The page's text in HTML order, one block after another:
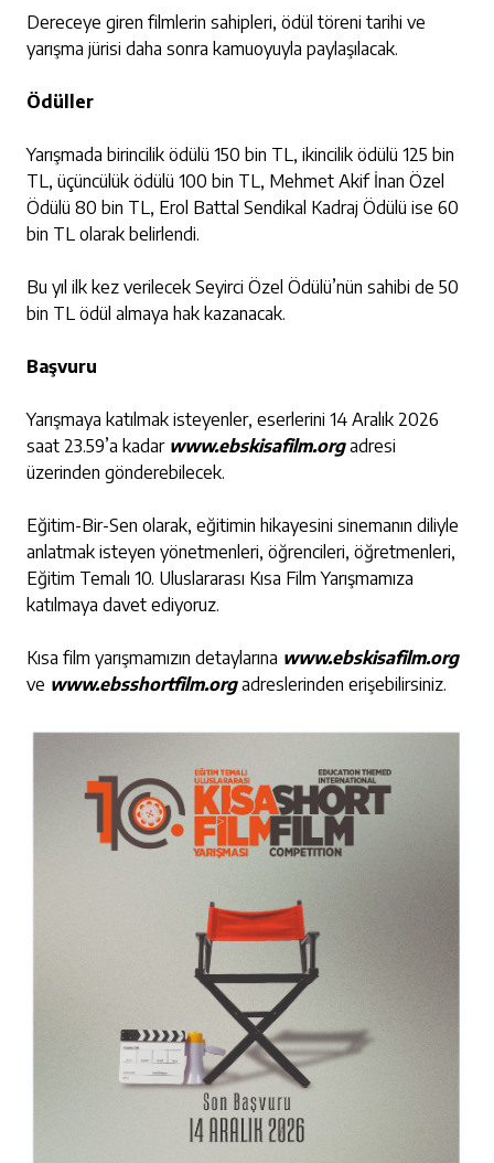
Dereceye giren filmlerin sahipleri, ödül töreni tarihi ve
yarışma jürisi daha sonra kamuoyuyla paylaşılacak.
Ödüller
Yarışmada birincilik ödülü 150 bin TL, ikincilik ödülü 125 bin
TL, üçüncülük ödülü 100 bin TL, Mehmet Akif İnan Özel
Ödülü 80 bin TL, Erol Battal Sendikal Kadraj Ödülü ise 60
bin TL olarak belirlendi.
Bu yıl ilk kez verilecek Seyirci Özel Ödülü’nün sahibi de 50
bin TL ödül almaya hak kazanacak.
Başvuru
Yarışmaya katılmak isteyenler, eserlerini 14 Aralık 2026
saat 23.59’a kadar www.ebskisafilm.orgadresi
üzerinden gönderebilecek.
Eğitim-Bir-Sen olarak, eğitimin hikayesini sinemanın diliyle
anlatmak isteyen yönetmenleri, öğrencileri, öğretmenleri,
Eğitim Temalı 10. Uluslararası Kısa Film Yarışmamıza
katılmaya davet ediyoruz.
Kısa film yarışmamızın detaylarına www.ebskisafilm.org
ve www.ebsshortfilm.orgadreslerinden erişebilirsiniz.